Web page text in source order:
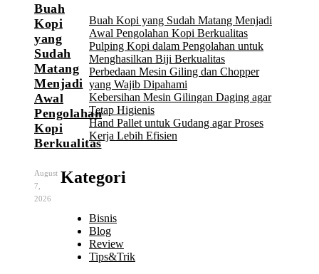
Buah
Kopi
yang
Sudah
Matang
Menjadi
Awal
Pengolahan
Kopi
Berkualitas
August
7,
2026
Buah Kopi yang Sudah Matang Menjadi
Awal Pengolahan Kopi Berkualitas
Pulping Kopi dalam Pengolahan untuk
Menghasilkan Biji Berkualitas
Perbedaan Mesin Giling dan Chopper
yang Wajib Dipahami
Kebersihan Mesin Gilingan Daging agar
Tetap Higienis
Hand Pallet untuk Gudang agar Proses
Kerja Lebih Efisien
Kategori
Bisnis
Blog
Review
Tips&Trik